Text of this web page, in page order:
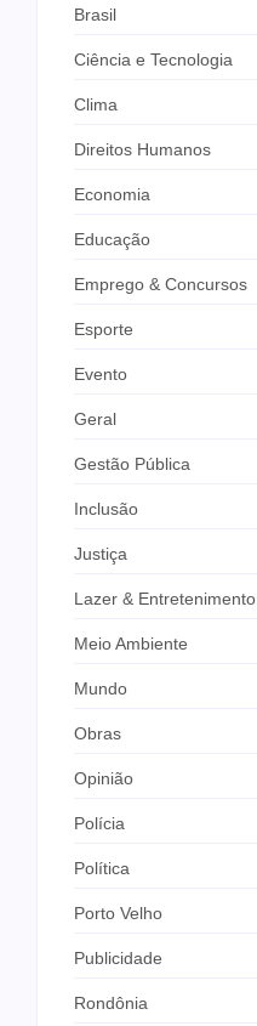
Brasil
Ciência e Tecnologia
Clima
Direitos Humanos
Economia
Educação
Emprego & Concursos
Esporte
Evento
Geral
Gestão Pública
Inclusão
Justiça
Lazer & Entretenimento
Meio Ambiente
Mundo
Obras
Opinião
Polícia
Política
Porto Velho
Publicidade
Rondônia